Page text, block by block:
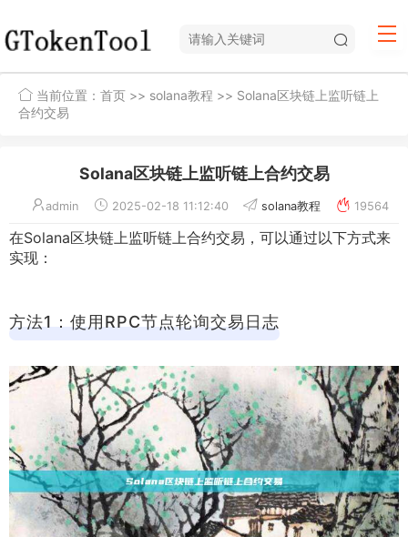
当前位置： 首页 >> solana教程 >> Solana区块链上监听链上
合约交易
Solana区块链上监听链上合约交易
admin 2025-02-18 11:12:40 solana教程 19564
在Solana区块链上监听链上合约交易，可以通过以下方式来
实现：
方法1：使用RPC节点轮询交易日志